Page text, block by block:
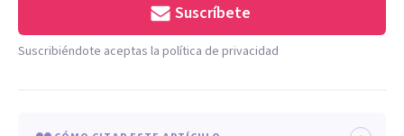
Suscríbete
Suscribiéndote aceptas la política de privacidad